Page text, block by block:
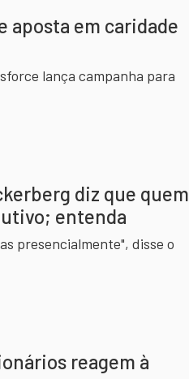
aposta em caridade
lança campanha para
diz que quem
entenda
presencialmente", disse o
reagem à